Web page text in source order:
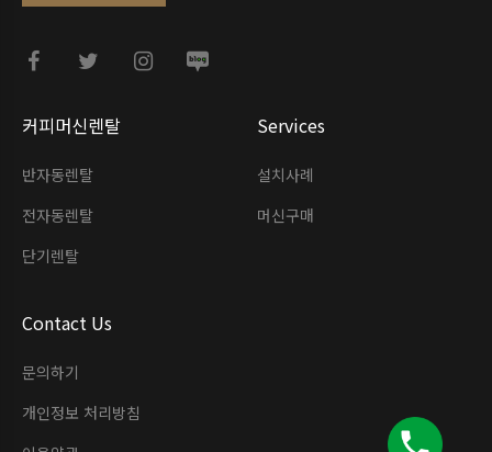
커피머신렌탈
반자동렌탈
전자동렌탈
단기렌탈
Services
설치사례
머신구매
Contact Us
문의하기
개인정보 처리방침